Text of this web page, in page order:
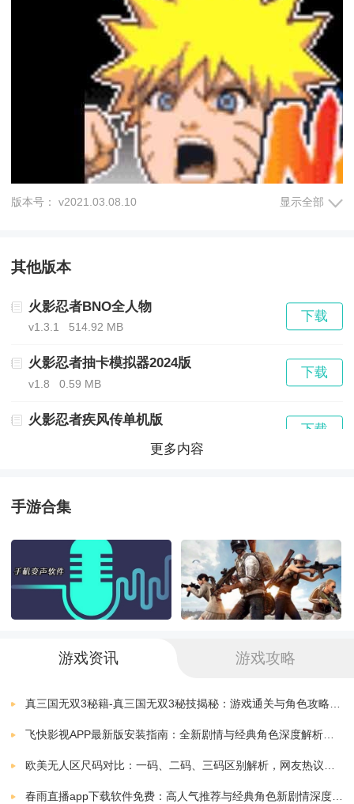
游戏详细介绍：
角色与技能：游戏中有许多不同的角色可供选择，每个
战斗和修炼，掌握各种技能和忍术，以应对各种不同的
挑战。
战斗系统：游戏采用了经典的战斗系统，玩家需要通过
版本号： v2021.03.08.10 显示全部
其他版本
火影忍者BNO全人物
v1.3.1 514.92 MB
下载
火影忍者抽卡模拟器2024版
v1.8 0.59 MB
下载
火影忍者疾风传单机版
下载
v2.3.0 安卓版
v1.0.5 安卓版 217.50 MB
下载
火影忍者疾风传手游腾讯版
v1.38.20.6 安卓版 1.70 MB
下载
0.59 MB
火影忍者疾风传究极冲击中文版
下载
火影忍者究极风暴4手机版
下载
更多内容
手游合集
游戏资讯 游戏攻略
欧美无人区尺码对比：一码、二码、三码区别解析，网友热议：选择更精准，购物无忧！
春雨直播app下载软件免费：高人气推荐与经典角色新剧情深度解析指南